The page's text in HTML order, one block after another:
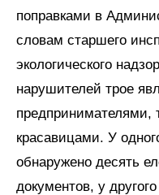
поправками в
словам старшего
экологического
нарушителей трое
предпринимателями,
красавицами. У
обнаружено десять
документов, у